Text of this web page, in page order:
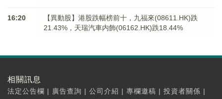
16:20
【異動股】港股跌幅榜前十，九福來(08611.HK)跌
21.43%，天瑞汽車内飾(06162.HK)跌18.44%
相關訊息
法定公告欄 | 廣告查詢 | 公司介紹 | 專欄邀稿 | 投資者關係 |